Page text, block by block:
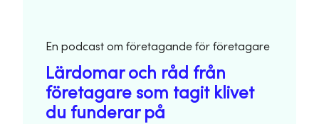
En podcast om företagande för företagare
Lärdomar och råd från
företagare som tagit klivet
du funderar på